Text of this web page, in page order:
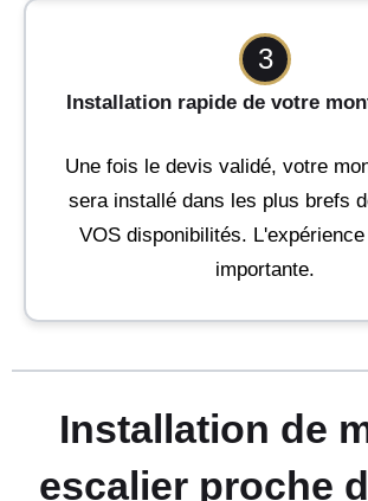
3
Installation rapide de votre
Une fois le devis validé, votre
sera installé dans les plus brefs
VOS disponibilités.
importante.
Installation de
escalier proche